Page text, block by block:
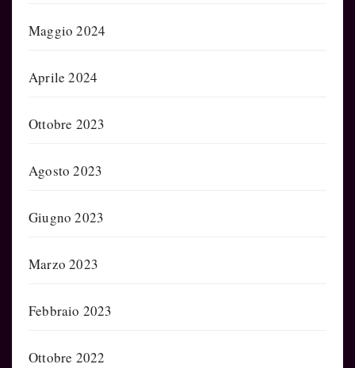
Maggio 2024
Aprile 2024
Ottobre 2023
Agosto 2023
Giugno 2023
Marzo 2023
Febbraio 2023
Ottobre 2022